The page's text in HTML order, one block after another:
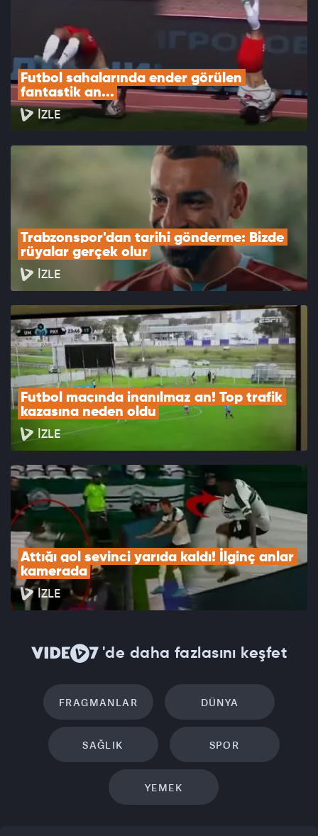
Futbol sahalarında ender görülen
fantastik an...
İZLE
Trabzonspor'dan tarihi gönderme: Bizde
rüyalar gerçek olur
İZLE
Futbol maçında inanılmaz an! Top trafik
kazasına neden oldu
İZLE
Attığı gol sevinci yarıda kaldı! İlginç anlar
kamerada
İZLE
'de daha fazlasını keşfet
FRAGMANLAR DÜNYA
SAĞLIK SPOR
YEMEK